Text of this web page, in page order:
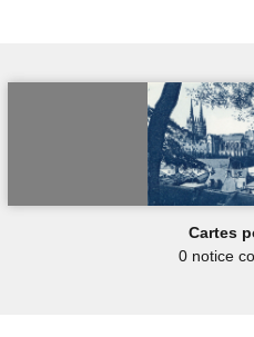
Cartes
0 notice